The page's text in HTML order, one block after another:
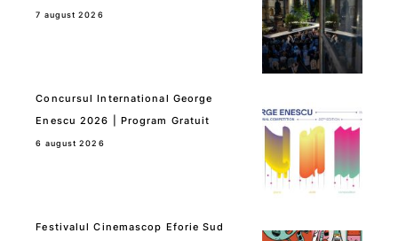
7 august 2026
Concursul International George
Enescu 2026 | Program Gratuit
6 august 2026
Festivalul Cinemascop Eforie Sud